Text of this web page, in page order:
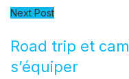
Next Post
Road trip et
s’équiper